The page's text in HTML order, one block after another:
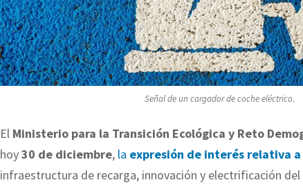
Señal de un cargador de coche eléctrico.
El Ministerio para la Transición Ecológica y Reto
hoy30 de diciembre, la expresión de interés relativa
infraestructura de recarga, innovación y electrificación del